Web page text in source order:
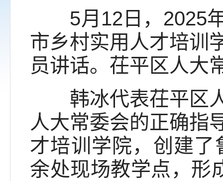
5月12日，2025年
市乡村实用人才培训
员讲话。茌平区人大
韩冰代表茌平区人
人大常委会的正确指
才培训学院，创建
余处现场教学点，形